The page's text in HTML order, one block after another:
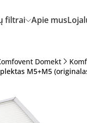
filtrai Apie mus
Domekt
M5+M5